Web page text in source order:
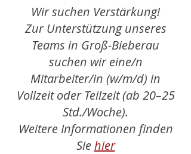
Wir suchen Verstärkung!
Zur Unterstützung unseres
Teams in Groß-Bieberau
suchen wir eine/n
Mitarbeiter/in (w/m/d) in
Vollzeit oder Teilzeit (ab 20–25
Std./Woche).
Weitere Informationen finden
Siehier